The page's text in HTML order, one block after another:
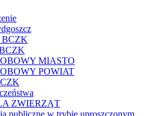
BCZK
MIASTO
POWIAT
ZWIERZĄT
publiczne w trybie uproszczonym